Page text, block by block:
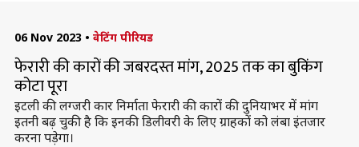
06 Nov 2023 • वेटिंग पीरियड
फेरारी की कारों की जबरदस्त मांग, 2025 तक का बुकिंग
कोटा पूरा
इटली की लग्जरी कार निर्माता फेरारी की कारों की दुनियाभर में मांग
इतनी बढ़ चुकी है कि इनकी डिलीवरी के लिए ग्राहकों को लंबा इंतजार
करना पड़ेगा।